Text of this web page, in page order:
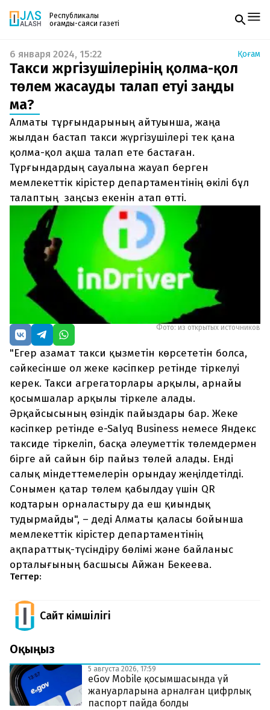
Республикалық
қоғамдық-саяси газеті
Жаңалықтар
Спорт
Live
Руханият
Аймақ
Архив
Заң және тәртіп
Редакциямен байланыс
+7 708 604 51 06
Жарнама бөлімі
+7 701 220 64 52
Пошта
zhasalash100@gmail.com
Газетке жазылу
PDF форматтағы газетті ай сайын электронды
поштаңызға алып отырыңыз. Жаңа нөмір
шыққан сәтте сізге бірден жіберіледі. Тек email
енгізіңіз, біз қалғанын өзіміз жібереміз.
6 января 2024, 15:22 Қоғам
Такси жүргізушілерінің қолма-қол
төлем жасауды талап етуі заңды
ма?
Алматы тұрғындарының айтуынша, жаңа
жылдан бастап такси жүргізушілері тек қана
қолма-қол ақша талап ете бастаған.
Тұрғындардың сауалына жауап берген
мемлекеттік кірістер департаментінің өкілі бұл
талаптың заңсыз екенін атап өтті.
Фото: из открытых источников
"Егер азамат такси қызметін көрсететін болса,
сәйкесінше ол жеке кәсіпкер ретінде тіркелуі
керек. Такси агрегаторлары арқылы, арнайы
қосымшалар арқылы тіркеле алады.
Әрқайсысының өзіндік пайыздары бар. Жеке
кәсіпкер ретінде e-Salyq Business немесе Яндекс
таксиде тіркеліп, басқа әлеуметтік төлемдермен
бірге ай сайын бір пайыз төлей алады. Енді
салық міндеттемелерін орындау жеңілдетілді.
Сонымен қатар төлем қабылдау үшін QR
кодтарын орналастыру да еш қиындық
тудырмайды", – деді Алматы қаласы бойынша
мемлекеттік кірістер департаментінің
ақпараттық-түсіндіру бөлімі және байланыс
орталығының басшысы Айжан Бекеева.
Тегтер:
Сайт Әкімшілігі
Оқыңыз
5 августа 2026, 17:59
eGov Mobile қосымшасында үй
жануарларына арналған цифрлық
паспорт пайда болды